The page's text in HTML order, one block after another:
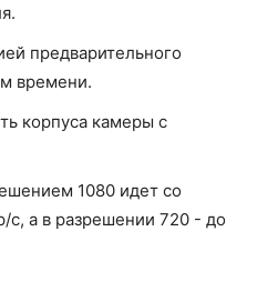
предварительного
времени.
корпуса камеры с
1080 идет со
с, а в разрешении 720 - до